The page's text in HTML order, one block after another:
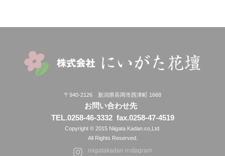
〒940-2126 新潟県長岡市西津町 1668
お問い合わせ先
TEL.0258-46-3332fax.0258-47-4519
Copyright © 2015 Niigata Kadan.co,Ltd.
All Rights Reserved.
niigatakadan instagram